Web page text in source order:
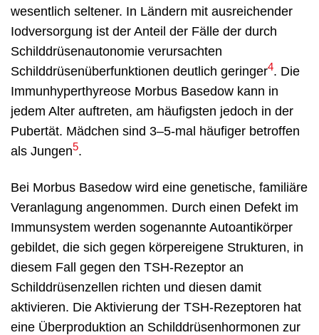
wesentlich seltener. In Ländern mit ausreichender
Iodversorgung ist der Anteil der Fälle der durch
Schilddrüsenautonomie verursachten
Schilddrüsenüberfunktionen deutlich geringer4. Die
Immunhyperthyreose Morbus Basedow kann in
jedem Alter auftreten, am häufigsten jedoch in der
Pubertät. Mädchen sind 3–5-mal häufiger betroffen
als Jungen5.
Bei Morbus Basedow wird eine genetische, familiäre
Veranlagung angenommen. Durch einen Defekt im
Immunsystem werden sogenannte Autoantikörper
gebildet, die sich gegen körpereigene Strukturen, in
diesem Fall gegen den TSH-Rezeptor an
Schilddrüsenzellen richten und diesen damit
aktivieren. Die Aktivierung der TSH-Rezeptoren hat
eine Überproduktion an Schilddrüsenhormonen zur